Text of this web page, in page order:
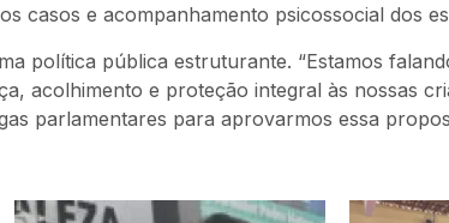
casos e acompanhamento psicossocial dos
política pública estruturante. “Estamos
acolhimento e proteção integral às nossas
parlamentares para aprovarmos essa